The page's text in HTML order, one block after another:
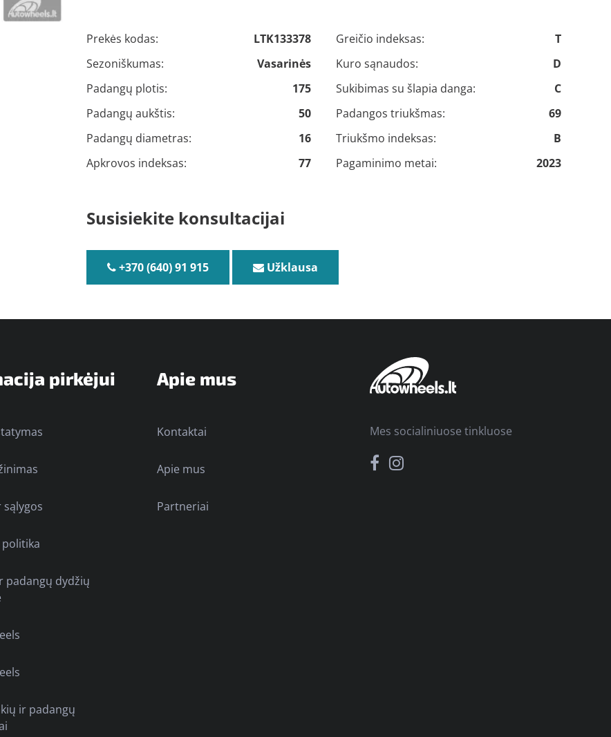
Prekės kodas:
LTK133378
Sezoniškumas:
Vasarinės
Padangų plotis:
175
Padangų aukštis:
50
Padangų diametras:
16
Apkrovos indeksas:
77
Greičio indeksas:
T
Kuro sąnaudos:
D
Sukibimas su šlapia danga:
C
Padangos triukšmas:
69
Triukšmo indeksas:
B
Pagaminimo metai:
2023
Susisiekite konsultacijai
+370 (640) 91 915 Užklausa
pirkėjui
sąlygos
padangų dydžių
ir padangų
Apie mus
Kontaktai
Apie mus
Partneriai
Mes socialiniuose tinkluose